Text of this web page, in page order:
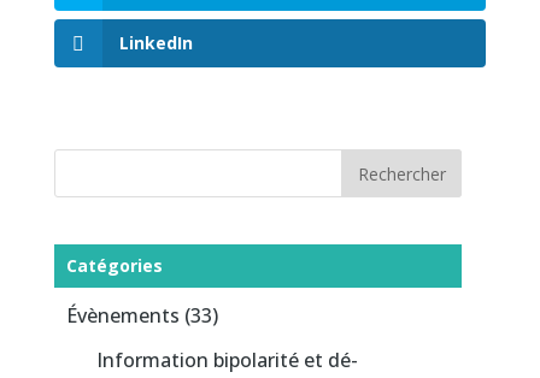
LinkedIn
Catégories
Évènements (33)
Information bipolarité et dé-